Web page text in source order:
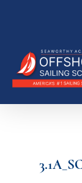
principal